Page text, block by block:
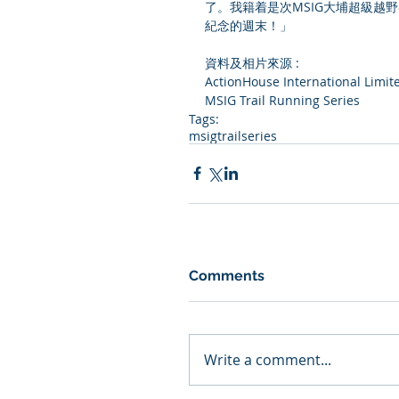
了。我籍着是次MSIG大埔超級越
紀念的週末！」
資料及相片來源 :
ActionHouse International
MSIG Trail Running Series
Tags:
msigtrailseries
Comments
Write a comment...